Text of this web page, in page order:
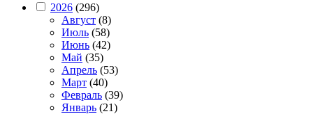
2026 (296)
Август (8)
Июль (58)
Июнь (42)
Май (35)
Апрель (53)
Март (40)
Февраль (39)
Январь (21)